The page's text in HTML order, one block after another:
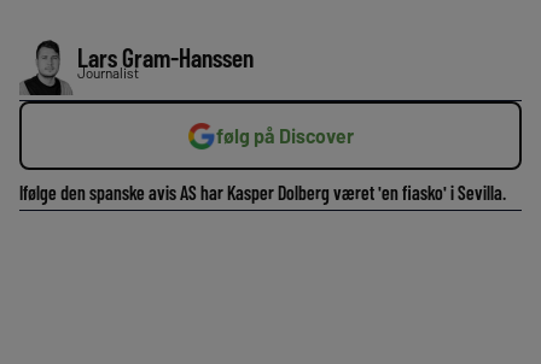
Lars Gram-Hanssen
Journalist
følg på Discover
Ifølge den spanske avis AS har Kasper Dolberg været 'en fiasko' i Sevilla.